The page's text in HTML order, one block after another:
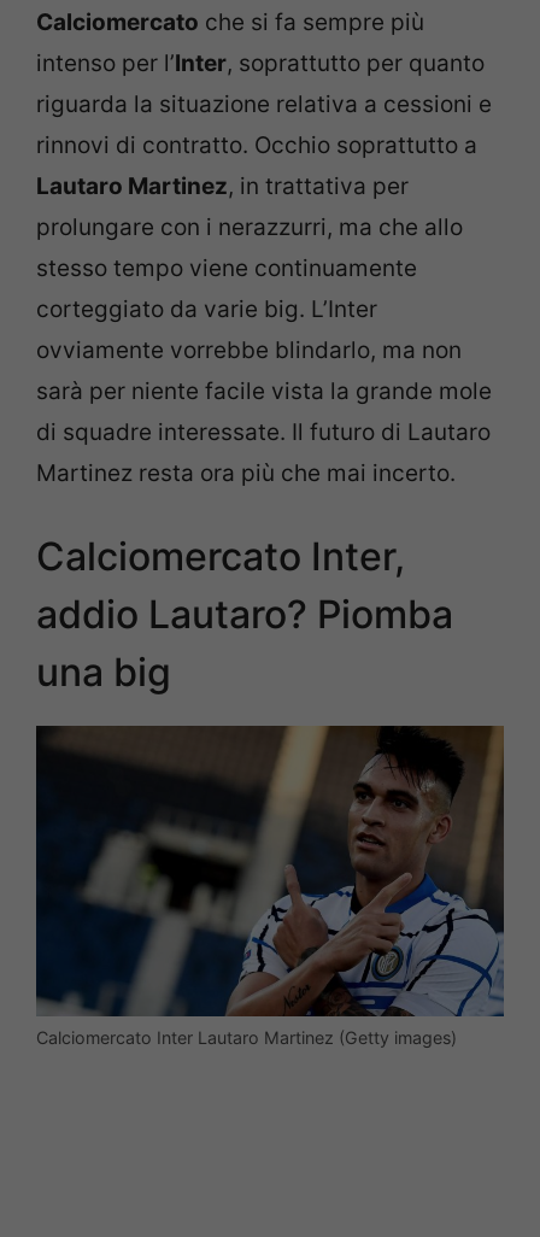
Calciomercato che si fa sempre più
intenso per l’Inter, soprattutto per quanto
riguarda la situazione relativa a cessioni e
rinnovi di contratto. Occhio soprattutto a
Lautaro Martinez, in trattativa per
prolungare con i nerazzurri, ma che allo
stesso tempo viene continuamente
corteggiato da varie big. L’Inter
ovviamente vorrebbe blindarlo, ma non
sarà per niente facile vista la grande mole
di squadre interessate. Il futuro di Lautaro
Martinez resta ora più che mai incerto.
Calciomercato Inter,
addio Lautaro? Piomba
una big
Calciomercato Inter Lautaro Martinez (Getty images)